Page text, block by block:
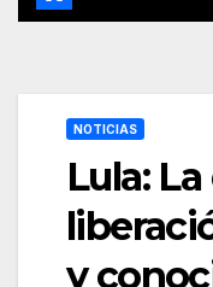
NOTICIAS
Lula:
y